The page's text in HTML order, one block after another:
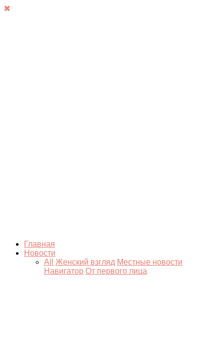
Главная
Новости
All
Женский взгляд Местные новости
Навигатор От первого лица